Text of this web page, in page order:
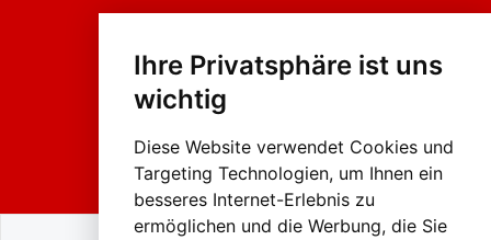
Ihre Privatsphäre ist uns
wichtig
Diese Website verwendet Cookies und
Targeting Technologien, um Ihnen ein
besseres Internet-Erlebnis zu
ermöglichen und die Werbung, die Sie
sumzug
Liezen